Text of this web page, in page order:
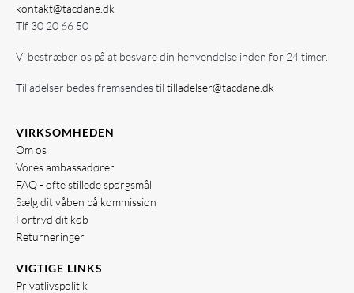
kontakt@tacdane.dk
Tlf 30 20 66 50
Vi bestræber os på at besvare din henvendelse inden for 24 timer.
Tilladelser bedes fremsendes til tilladelser@tacdane.dk
VIRKSOMHEDEN
Om os
Vores ambassadører
FAQ - ofte stillede spørgsmål
Sælg dit våben på kommission
Fortryd dit køb
Returneringer
VIGTIGE LINKS
Privatlivspolitik